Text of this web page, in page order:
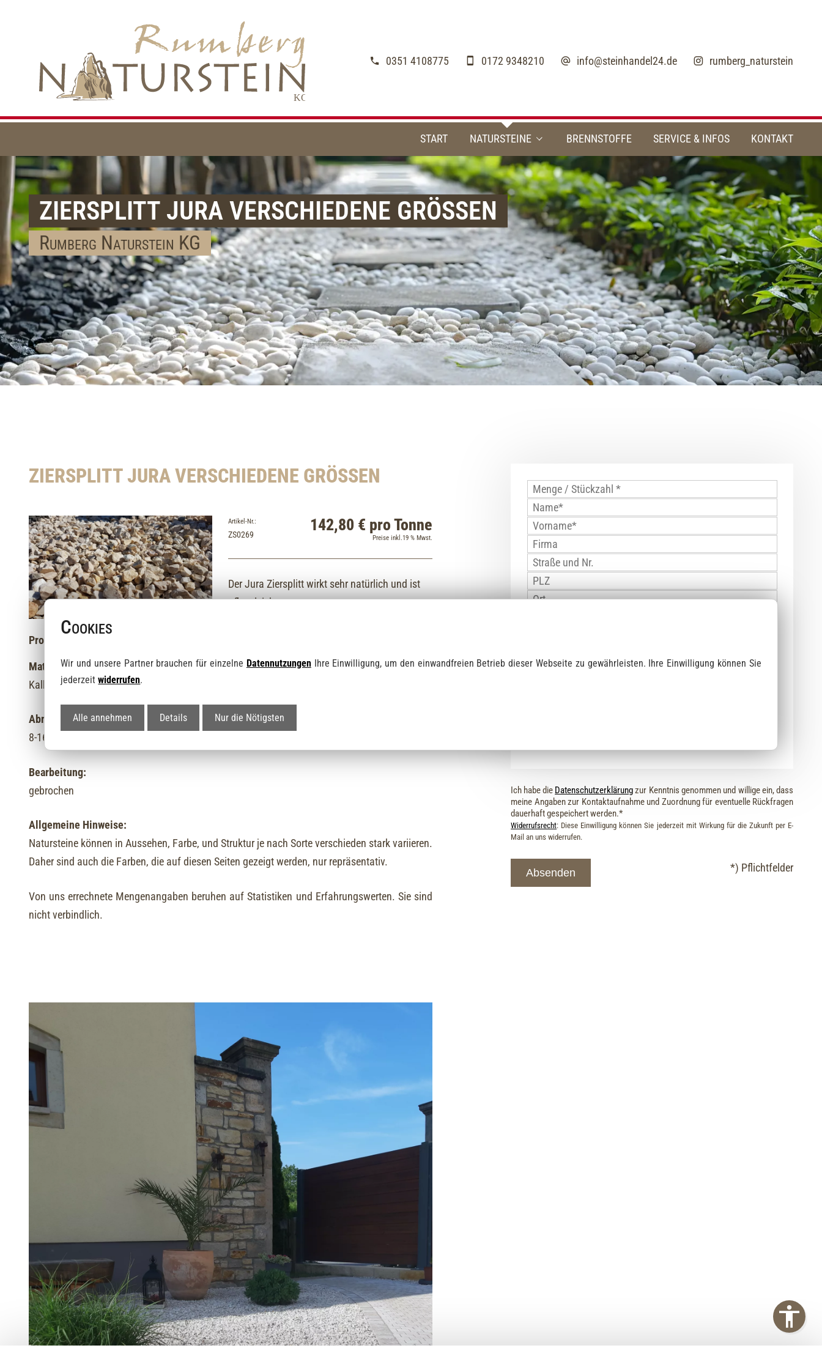
0351 4108775 0172 9348210 info@steinhandel24.de rumberg_naturstein
START NATURSTEINE
Pflastersteine
Terrassenplatten
Blockstufen
Bord- und Leistensteine
Palisaden und Bordsteine
Mauersteine
Schüttgüter Mineral / Splitt
BRENNSTOFFE SERVICE & INFOS KONTAKT
ZIERSPLITT JURA VERSCHIEDENE GRÖSSEN
Rumberg Naturstein KG
ZIERSPLITT JURA VERSCHIEDENE GRÖSSEN
Artikel-Nr.:
ZS0269
142,80 € pro Tonne
Preise inkl.19 % Mwst.
Der Jura Ziersplitt wirkt sehr natürlich und ist
pflegeleicht.
Produktinformationen:
Material / Farbe:
Kalkstein, gelb
Abmaße:
8-16 mm oder 16-32 mm
Bearbeitung:
gebrochen
Allgemeine Hinweise:
Natursteine können in Aussehen, Farbe, und Struktur je nach Sorte verschieden stark variieren.
Daher sind auch die Farben, die auf diesen Seiten gezeigt werden, nur repräsentativ.
Von uns errechnete Mengenangaben beruhen auf Statistiken und Erfahrungswerten. Sie sind
nicht verbindlich.
Ich habe die Datenschutzerklärungzur Kenntnis genommen und willige ein, dass
meine Angaben zur Kontaktaufnahme und Zuordnung für eventuelle Rückfragen
dauerhaft gespeichert werden.*
Widerrufsrecht: Diese Einwilligung können Sie jederzeit mit Wirkung für die Zukunft per E-
Mail an uns widerrufen.
Absenden *) Pflichtfelder
Cookies
Wir und unsere Partner brauchen für einzelne DatennutzungenIhre Einwilligung, um den einwandfreien Betrieb dieser Webseite zu gewährleisten. Ihre Einwilligung können Sie
jederzeitwiderrufen.
Alle annehmen Details Nur die Nötigsten